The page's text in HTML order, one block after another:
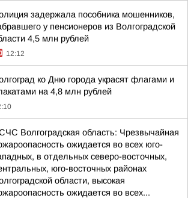
задержала пособника мошенников,
у пенсионеров из Волгоградской
4,5 млн рублей
12:12
ко Дню города украсят флагами и
на 4,8 млн рублей
Волгоградская область: Чрезвычайная
ожидается во всех юго-
в отдельных северо-восточных,
юго-восточных районах
области, высокая
ожидается во всех...